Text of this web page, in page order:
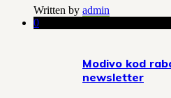
Written by admin
0
Modivo kod
newsletter